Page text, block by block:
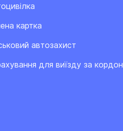
картка
автозахист
для виїзду за кордон